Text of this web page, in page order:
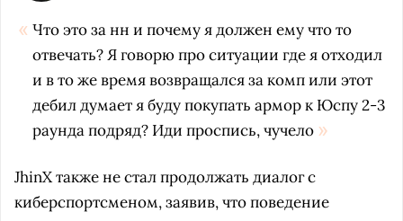
Что это за нн и почему я должен ему что то
отвечать? Я говорю про ситуации где я отходил
и в то же время возвращался за комп или этот
дебил думает я буду покупать армор к Юспу 2-3
раунда подряд? Иди проспись, чучело
JhinX также не стал продолжать диалог с
киберспортсменом, заявив, что поведение